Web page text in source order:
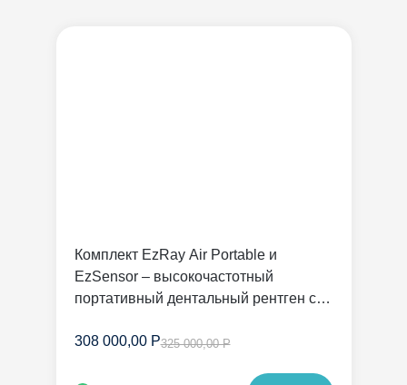
Комплект EzRay Air Portable и
EzSensor – высокочастотный
портативный дентальный рентген с
308 000,00 Р325 000,00 Р